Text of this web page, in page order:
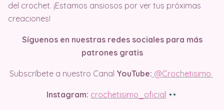
del crochet. ¡Estamos ansiosos por ver tus próximas
creaciones!
Síguenos en nuestras redes sociales para más
patrones gratis
Subscríbete a nuestro Canal YouTube: @Crochetisimo
Instagram: crochetisimo_oficial